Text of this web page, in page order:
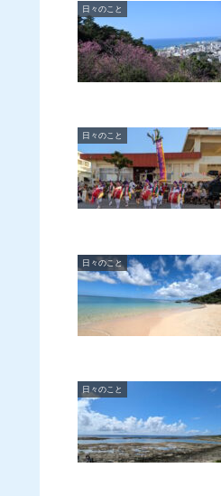
日々のこと
日々のこと
日々のこと
日々のこと